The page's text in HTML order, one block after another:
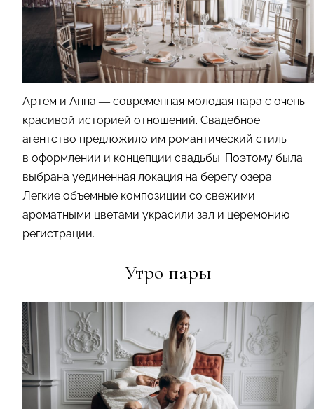
Артем и Анна — современная молодая пара с очень
красивой историей отношений. Свадебное
агентство предложило им романтический стиль
в оформлении и концепции свадьбы. Поэтому была
выбрана уединенная локация на берегу озера.
Легкие объемные композиции со свежими
ароматными цветами украсили зал и церемонию
регистрации.
Утро пары